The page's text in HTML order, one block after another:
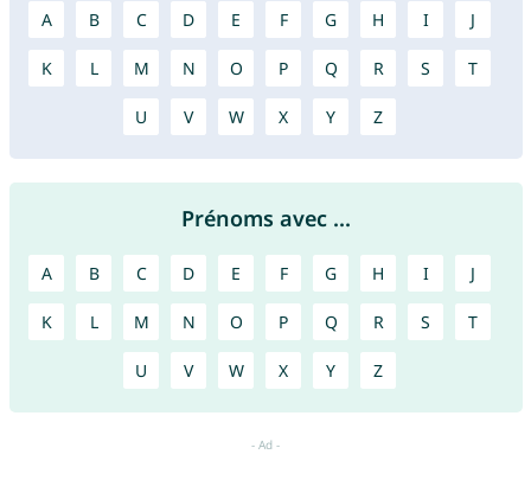
A B C D E F G H I J
K L M N O P Q R S T
U V W X Y Z
Prénoms avec ...
A B C D E F G H I J
K L M N O P Q R S T
U V W X Y Z